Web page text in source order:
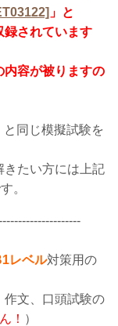
」と
録されています
内容が被りますの
同じ模擬試験を
きたい方には上記
。
レベル対策用の
作文、口頭試験の
！ ）